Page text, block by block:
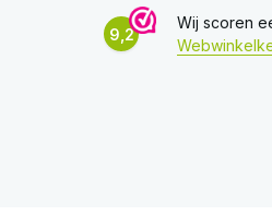
9,2
Wij scoren